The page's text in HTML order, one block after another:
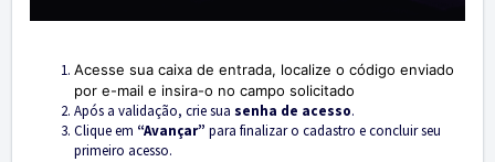
Acesse sua caixa de entrada, localize o código enviado
por e-mail e insira-o no campo solicitado
Após a validação, crie sua senha de acesso.
Clique em “Avançar” para finalizar o cadastro e concluir seu
primeiro acesso.